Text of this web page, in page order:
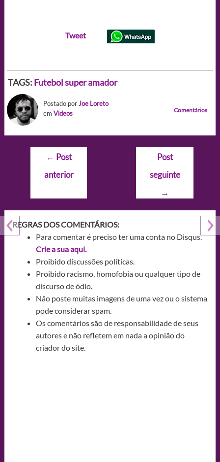
Tweet
TAGS: Futebol super amador
Postado porJoe Loreto
em Videos Comentários
Navegação
Post
← Post
anterior
Post
seguinte
→
REGRAS DOS COMENTÁRIOS:
Para comentar é preciso ter uma conta no Disqus.
Crie a sua aqui.
Proibido discussões políticas.
Proibido racismo, homofobia ou qualquer tipo de
discurso de ódio.
Não poste muitas imagens de uma vez ou o sistema
pode considerar spam.
Os comentários são de responsabilidade de seus
autores e não refletem em nada a opinião do
criador do site.